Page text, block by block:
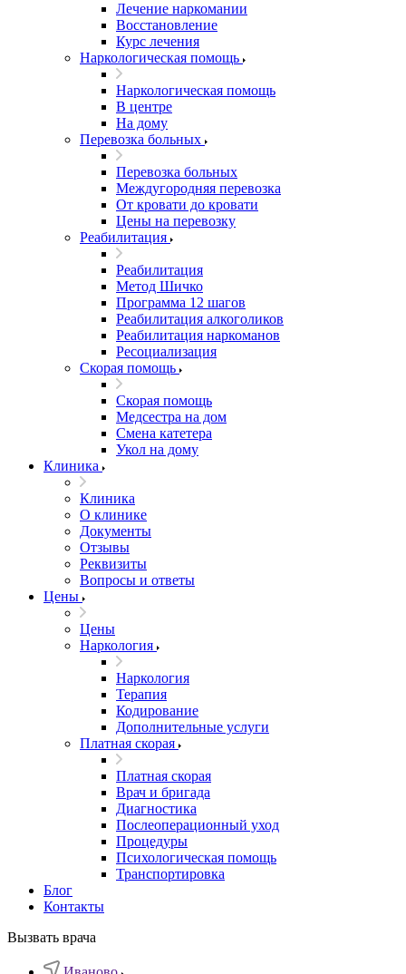
Лечение наркомании
Восстановление
Курс лечения
Наркологическая помощь
Наркологическая помощь
В центре
На дому
Перевозка больных
Перевозка больных
Междугородняя перевозка
От кровати до кровати
Цены на перевозку
Реабилитация
Реабилитация
Метод Шичко
Программа 12 шагов
Реабилитация алкоголиков
Реабилитация наркоманов
Ресоциализация
Скорая помощь
Скорая помощь
Медсестра на дом
Смена катетера
Укол на дому
Клиника
Клиника
О клинике
Документы
Отзывы
Реквизиты
Вопросы и ответы
Цены
Цены
Наркология
Наркология
Терапия
Кодирование
Дополнительные услуги
Платная скорая
Платная скорая
Врач и бригада
Диагностика
Послеоперационный уход
Процедуры
Психологическая помощь
Транспортировка
Блог
Контакты
Вызвать врача